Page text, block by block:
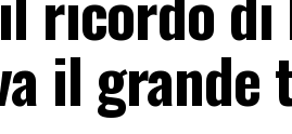
il grande